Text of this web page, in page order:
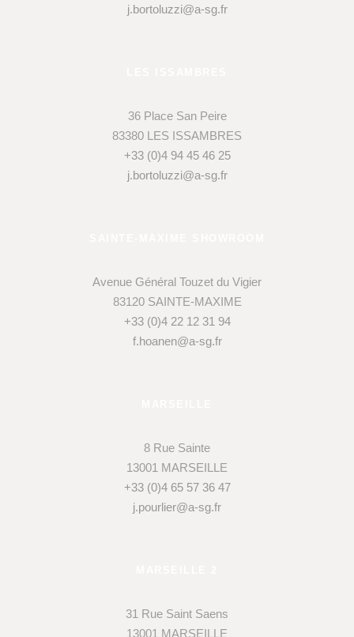
j.bortoluzzi@a-sg.fr
36 Place San Peire
83380 LES ISSAMBRES
+33 (0)4 94 45 46 25
j.bortoluzzi@a-sg.fr
Avenue Général Touzet du Vigier
83120 SAINTE-MAXIME
+33 (0)4 22 12 31 94
f.hoanen@a-sg.fr
8 Rue Sainte
13001 MARSEILLE
+33 (0)4 65 57 36 47
j.pourlier@a-sg.fr
31 Rue Saint Saens
13001 MARSEILLE